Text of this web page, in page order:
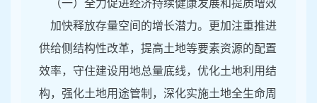
（一）全力促进经济持续健康发展和提质增效
加快释放存量空间的增长潜力。更加注重推进
供给侧结构性改革，提高土地等要素资源的配置
效率，守住建设用地总量底线，优化土地利用结
构，强化土地用途管制，深化实施土地全生命周